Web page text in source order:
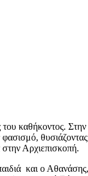
καθήκοντος.
Αρχιεπισκοπή.
και ο